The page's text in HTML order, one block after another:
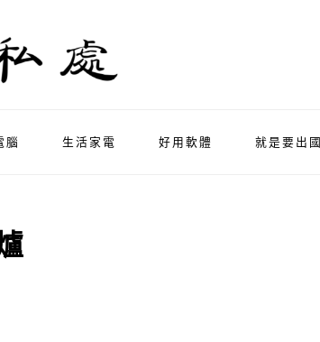
腦 生活家電 好用軟體 就是要出國